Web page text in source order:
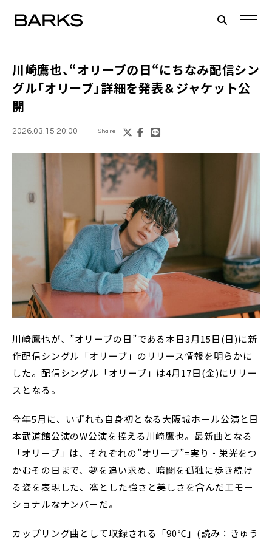
川崎鷹也、“オリーブの日“にちなみ配信シン
グル「オリーブ」詳細を発表＆ジャケット公
開
2026.03.15 20:00 Share
川崎鷹也が、”オリーブの日”である本日3月15日(日)に新
作配信シングル「オリーブ」のリリース情報を明らかに
した。配信シングル「オリーブ」は4月17日(金)にリリー
スとなる。
今年5月に、いずれも自身初となる大阪城ホール公演と日
本武道館公演のW公演を控える川崎鷹也。最新曲となる
「オリーブ」は、それぞれの”オリーブ”=実り・栄光をつ
かむその日まで、夢を追い求め、暗闇を孤独に歩き続け
る姿を表現した、凛とした強さと美しさを含んだエモー
ショナルなナンバーだ。
カップリング曲として収録される「90℃」(読み：きゅう